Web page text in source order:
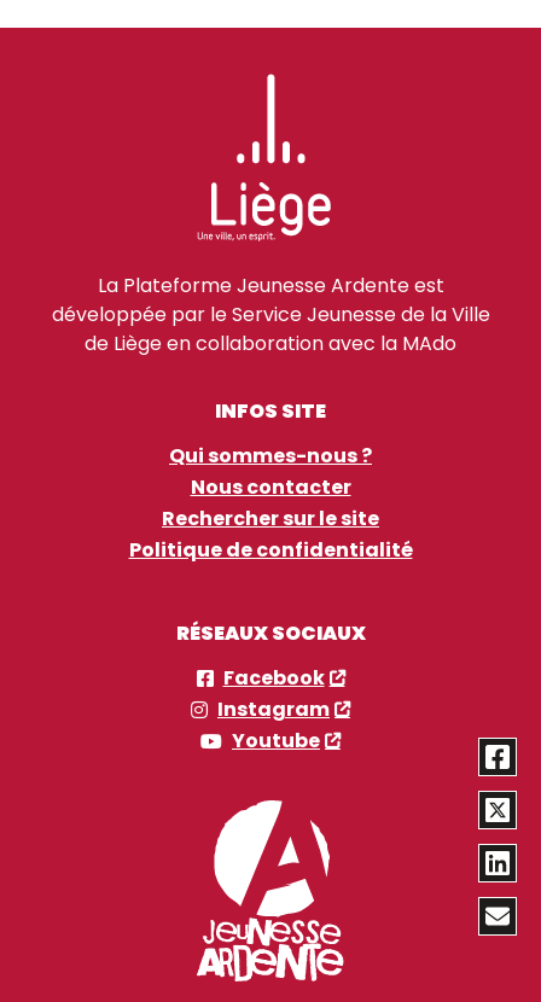
La Plateforme Jeunesse Ardente est
développée par le Service Jeunesse de la Ville
de Liège en collaboration avec la MAdo
INFOS SITE
Qui sommes-nous ?
Nous contacter
Rechercher sur le site
Politique de confidentialité
RÉSEAUX SOCIAUX
Facebook
Instagram
Youtube